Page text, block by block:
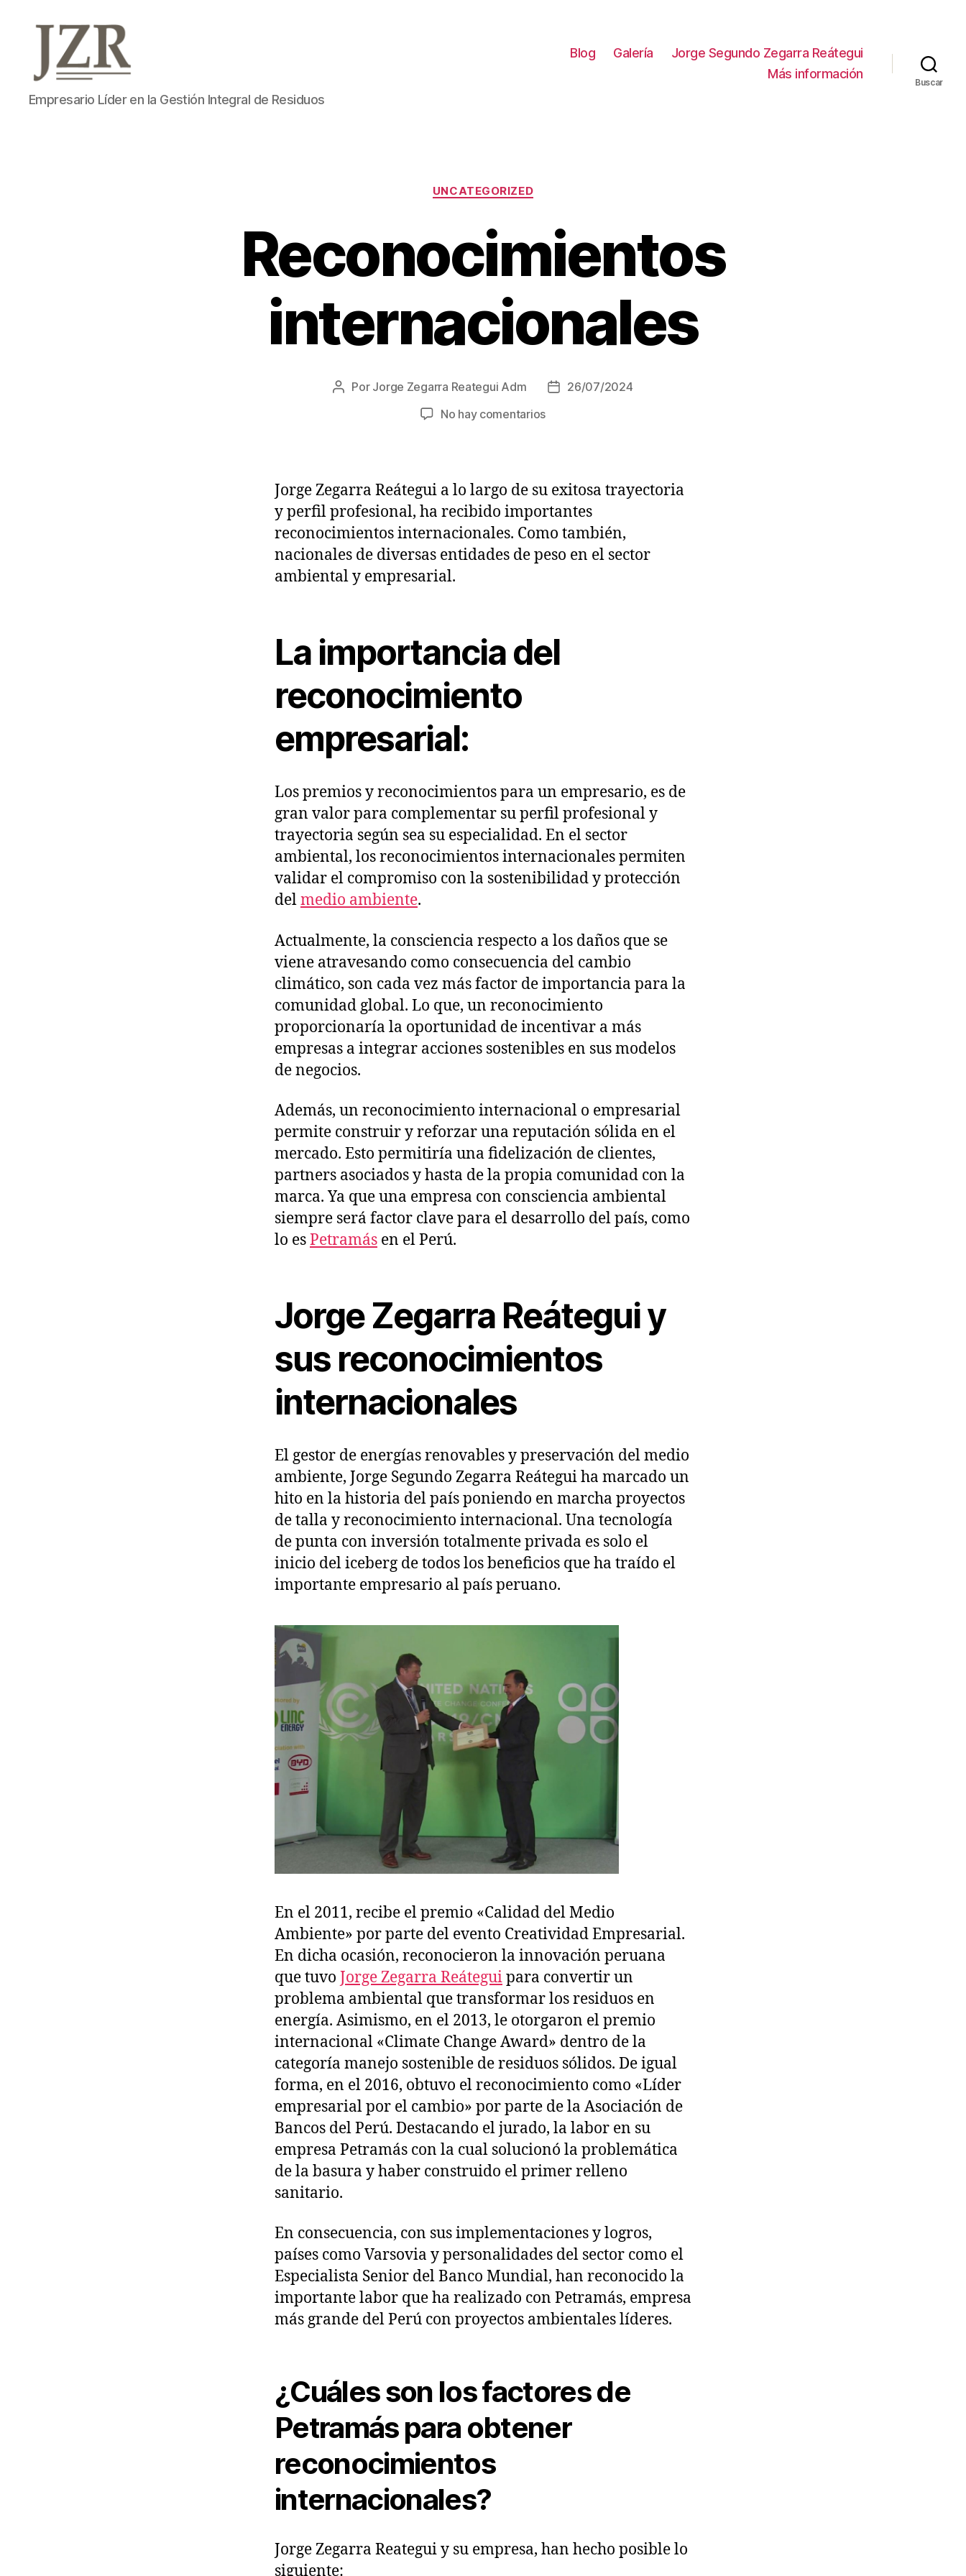
Jorge
Zegarra
Empresario Líder en la Gestión Integral de Residuos
Blog Galería
Jorge Segundo Zegarra Reátegui
Más información
Buscar
Categorías
UNCATEGORIZED
Reconocimientos
internacionales
Autor
Por Jorge Zegarra Reategui Adm
Fecha26/07/2024
No hay comentariosen
Jorge Zegarra Reátegui a lo largo de su exitosa trayectoria
y perfil profesional, ha recibido importantes
reconocimientos internacionales. Como también,
nacionales de diversas entidades de peso en el sector
ambiental y empresarial.
La importancia del
reconocimiento
empresarial:
Los premios y reconocimientos para un empresario, es de
gran valor para complementar su perfil profesional y
trayectoria según sea su especialidad. En el sector
ambiental, los reconocimientos internacionales permiten
validar el compromiso con la sostenibilidad y protección
delmedio ambiente.
Actualmente, la consciencia respecto a los daños que se
viene atravesando como consecuencia del cambio
climático, son cada vez más factor de importancia para la
comunidad global. Lo que, un reconocimiento
proporcionaría la oportunidad de incentivar a más
empresas a integrar acciones sostenibles en sus modelos
de negocios.
Además, un reconocimiento internacional o empresarial
permite construir y reforzar una reputación sólida en el
mercado. Esto permitiría una fidelización de clientes,
partners asociados y hasta de la propia comunidad con la
marca. Ya que una empresa con consciencia ambiental
siempre será factor clave para el desarrollo del país, como
lo esPetramás en el Perú.
Jorge Zegarra Reátegui y
sus reconocimientos
internacionales
El gestor de energías renovables y preservación del medio
ambiente, Jorge Segundo Zegarra Reátegui ha marcado un
hito en la historia del país poniendo en marcha proyectos
de talla y reconocimiento internacional. Una tecnología
de punta con inversión totalmente privada es solo el
inicio del iceberg de todos los beneficios que ha traído el
importante empresario al país peruano.
En el 2011, recibe el premio «Calidad del Medio
Ambiente» por parte del evento Creatividad Empresarial.
En dicha ocasión, reconocieron la innovación peruana
que tuvo Jorge Zegarra Reáteguipara convertir un
problema ambiental que transformar los residuos en
energía. Asimismo, en el 2013, le otorgaron el premio
internacional «Climate Change Award» dentro de la
categoría manejo sostenible de residuos sólidos. De igual
forma, en el 2016, obtuvo el reconocimiento como «Líder
empresarial por el cambio» por parte de la Asociación de
Bancos del Perú. Destacando el jurado, la labor en su
empresa Petramás con la cual solucionó la problemática
de la basura y haber construido el primer relleno
sanitario.
En consecuencia, con sus implementaciones y logros,
países como Varsovia y personalidades del sector como el
Especialista Senior del Banco Mundial, han reconocido la
importante labor que ha realizado con Petramás, empresa
más grande del Perú con proyectos ambientales líderes.
¿Cuáles son los factores de
Petramás para obtener
reconocimientos
internacionales?
Jorge Zegarra Reategui y su empresa, han hecho posible lo
siguiente: